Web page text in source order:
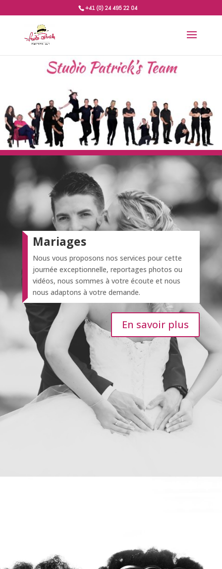
+41 (0) 24 495 22 04
Mariages
Nous vous proposons nos services pour cette
journée exceptionnelle, reportages photos ou
vidéos, nous sommes à votre écoute et nous
nous adaptons à votre demande.
En savoir plus